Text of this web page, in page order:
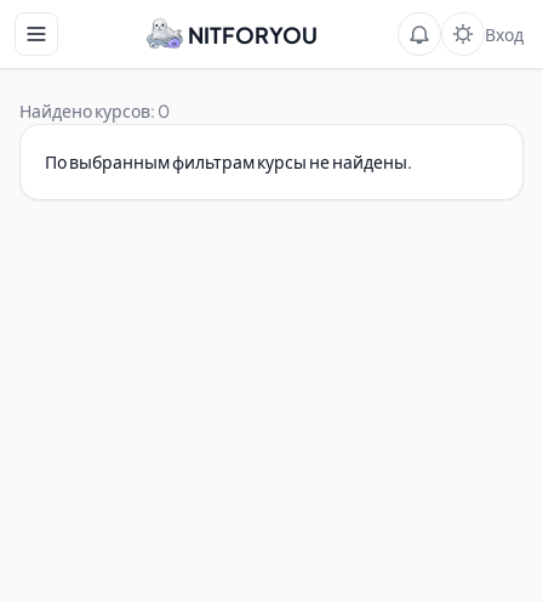
NITFORYOU Вход
Найдено курсов: 0
По выбранным фильтрам курсы не найдены.